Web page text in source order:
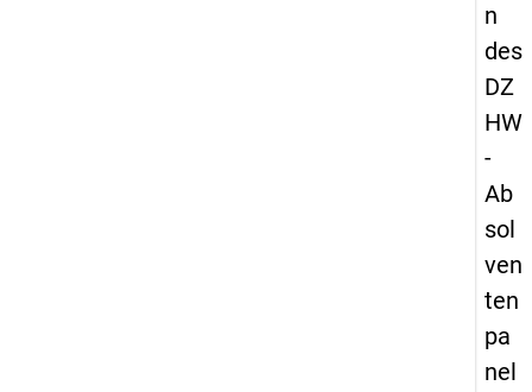
n
des
DZ
HW
-
Ab
sol
ven
ten
pa
nel